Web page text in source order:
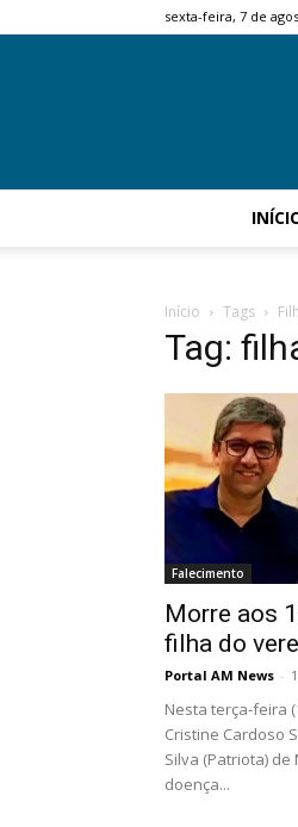
sexta-feira, 7 de
Início Tags
Tag:
Falecimento
Morre aos
filha do
Portal AM News -
Nesta terça-feira
Cristine Cardoso
Silva (Patriota)
doença...